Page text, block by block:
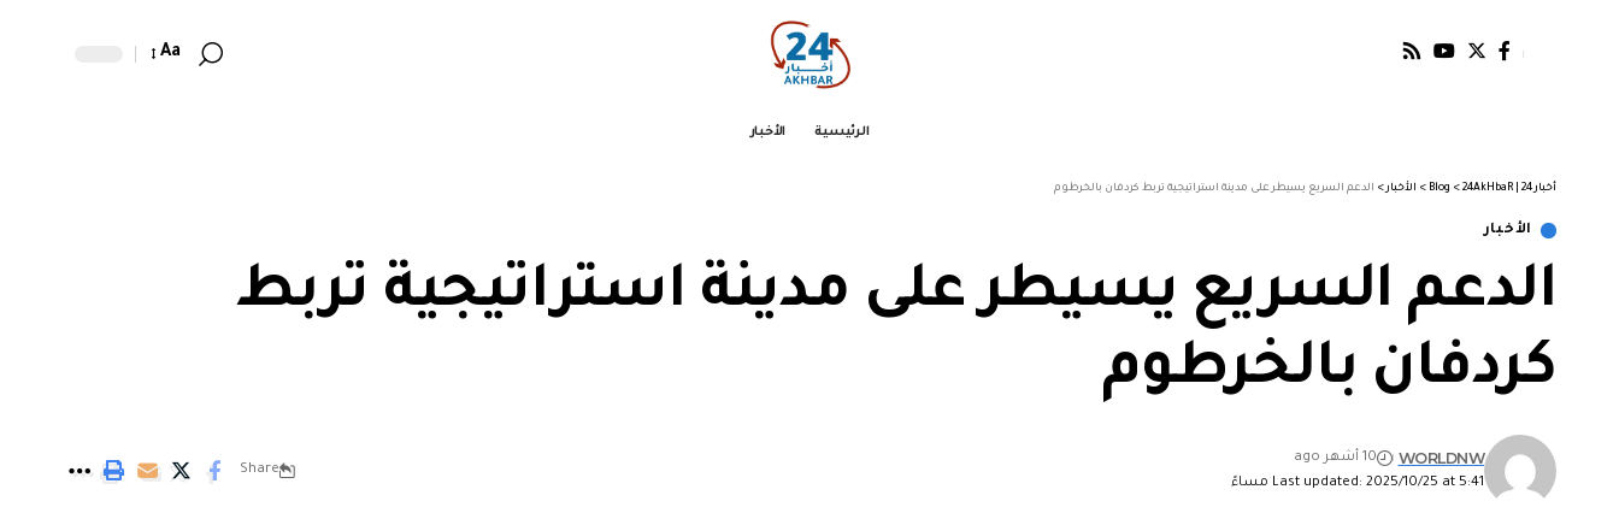
Aa
الرئيسية الأخبار
أخبار 24 | 24AkHbaR >
Blog
> الأخبار > الدعم السريع يسيطر على مدينة استراتيجية تربط كردفان بالخرطوم
الأخبار
الدعم السريع يسيطر على مدينة استراتيجية تربط
كردفان بالخرطوم
Last updated: 2025/10/25 at 5:41 مساءً
WORLDNW
10 أشهر ago
Share